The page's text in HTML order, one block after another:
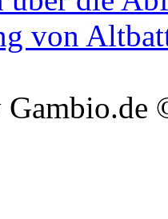
von
Gambio.de